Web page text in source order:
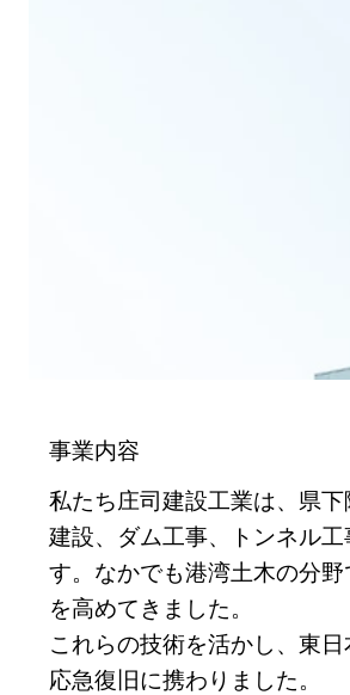
事業内容
私たち庄司建設工業は、県
建設、ダム工事、トンネル
す。なかでも港湾土木の分
を高めてきました。
これらの技術を活かし、東
応急復旧に携わりました。